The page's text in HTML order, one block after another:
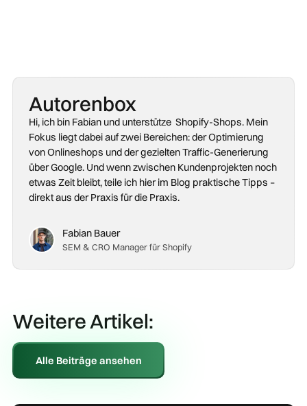
Autorenbox
Hi, ich bin Fabian und unterstütze Shopify-Shops. Mein
Fokus liegt dabei auf zwei Bereichen: der Optimierung
von Onlineshops und der gezielten Traffic-Generierung
über Google. Und wenn zwischen Kundenprojekten noch
etwas Zeit bleibt, teile ich hier im Blog praktische Tipps –
direkt aus der Praxis für die Praxis.
Fabian Bauer
SEM & CRO Manager für Shopify
Weitere Artikel:
Alle Beiträge ansehen